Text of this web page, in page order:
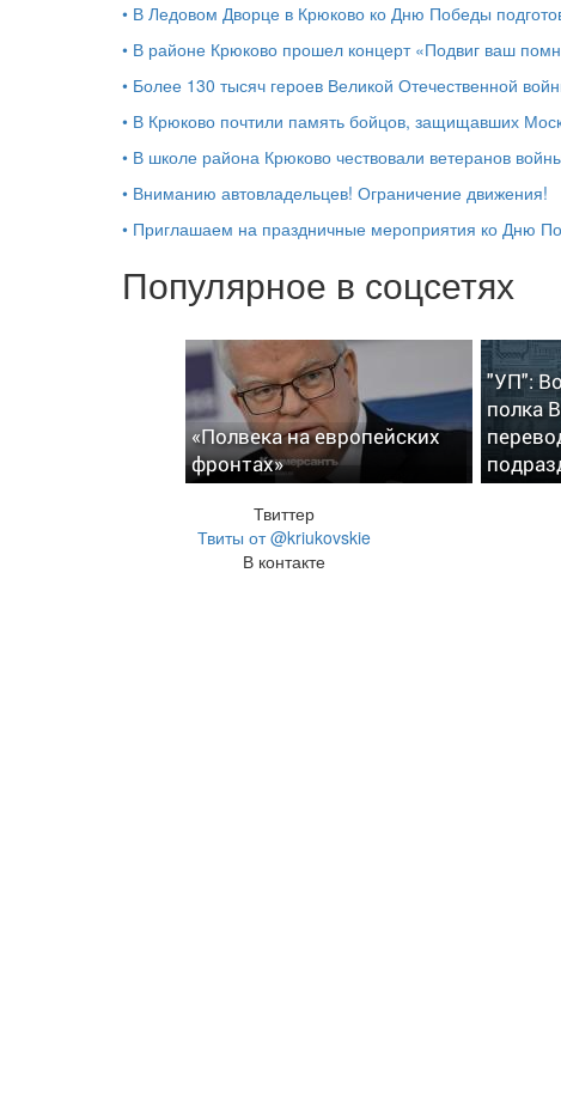
• В Ледовом Дворце в Крюково ко Дню Победы
• В районе Крюково прошел концерт «Подвиг ваш
• Более 130 тысяч героев Великой Отечественной
• В Крюково почтили память бойцов, защищавших
• В школе района Крюково чествовали ветеранов
• Вниманию автовладельцев! Ограничение движения!
• Приглашаем на праздничные мероприятия ко Дню
Популярное в соцсетях
«Полвека на европейских
фронтах»
"УП":
полка
Твиттер
Твиты от @kriukovskie
В контакте